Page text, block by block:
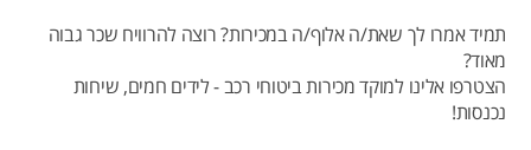
תמיד אמרו לך שאת/ה אלוף/ה במכירות? רוצה להרוויח שכר גבוה
מאוד?
הצטרפו אלינו למוקד מכירות ביטוחי רכב - לידים חמים, שיחות
נכנסות!